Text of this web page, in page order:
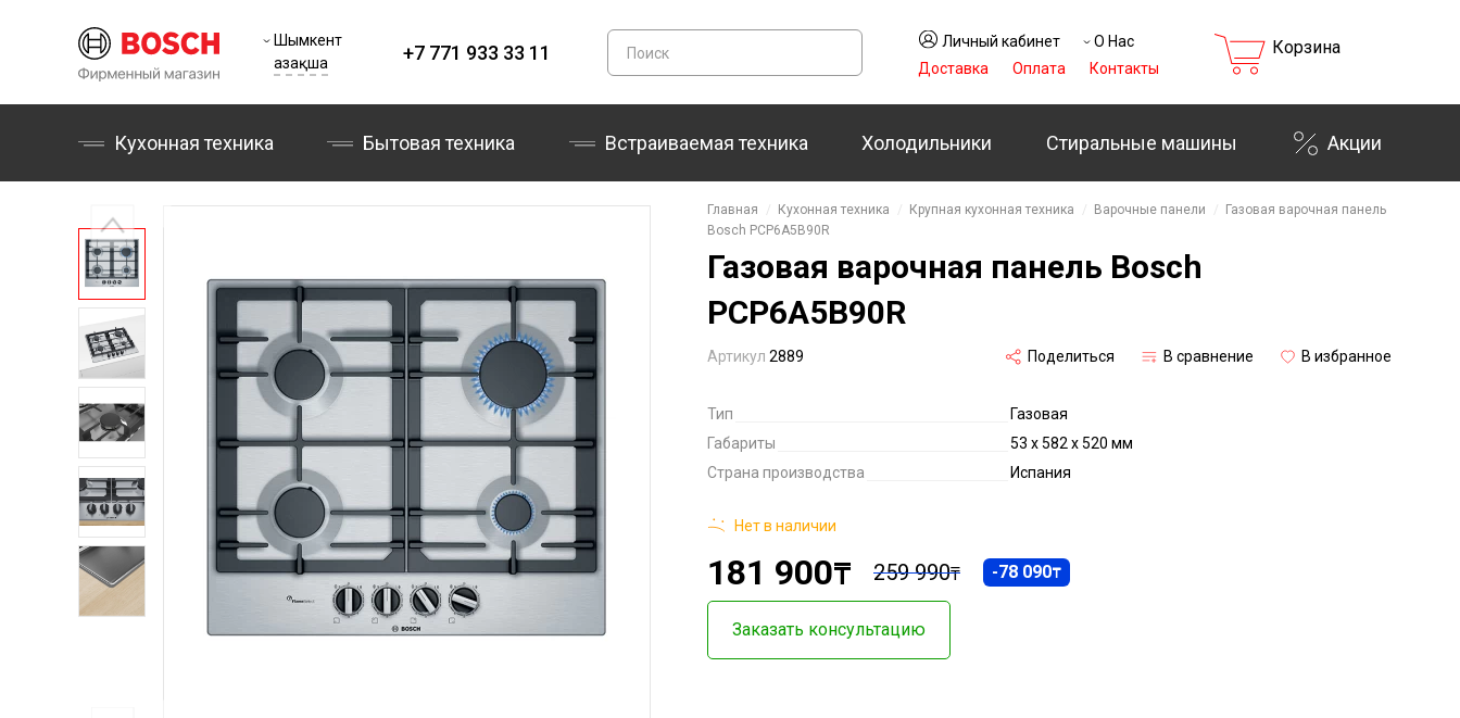
Шымкент
Қазақша
+7 771 933 33 11
Личный кабинет
О Нас
Доставка
Оплата Контакты
Корзина
Кухонная техника Бытовая техника Холодильники Стиральные машины
Встраиваемая техника Акции
Главная Кухонная техника Крупная кухонная техника Варочные панели
Газовая варочная панель
Bosch PCP6A5B90R
Газовая варочная панель Bosch
PCP6A5B90R
Артикул 2889 Поделиться В сравнение В избранное
Тип
Газовая
Габариты
53 х 582 х 520 мм
Страна производства
Испания
Нет в наличии
181 900₸ 259 990₸ -78 090₸
Заказать консультацию